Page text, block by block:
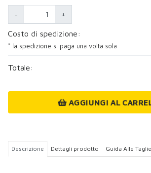
- +
Costo di spedizione:
* la spedizione si paga una volta sola
Totale:
AGGIUNGI AL
Descrizione Dettagli prodotto Guida Alle Taglie